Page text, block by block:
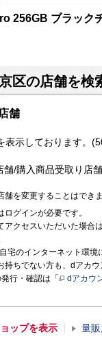
256GB ブラック
区の店舗を検
舗
表示しております。
/購入商品受取り店
舗を変更することはできま
ログインが必要です。
アクセスいただいた場合
宅のインターネット環
持ちでない方も、dアカウ
行・確認は「
dアカウ
ップを表示 量